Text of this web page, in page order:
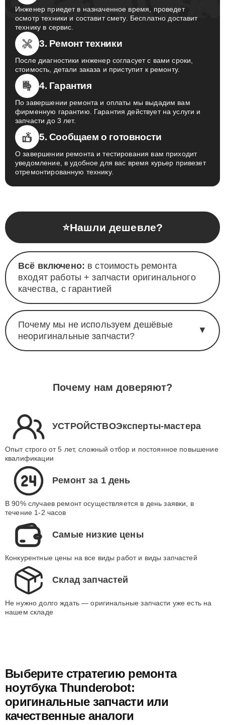
Инженер приедет в назначенное время, проведет
осмотр техники и составит смету. Бесплатно доставит
технику в сервис.
3. Ремонт техники
После диагностики инженер согласует с вами сроки,
стоимость, детали заказа и приступит к ремонту.
4. Гарантия
По завершении ремонта и оплаты мы выдадим вам
фирменную гарантию. Гарантия действует на услуги и
запчасти до 3 лет.
5. Сообщаем о готовности
О завершении ремонта и тестирования вам приходит
уведомление, в удобное для вас время курьер привезет
отремонтированную технику.
⭐Нашли дешевле?
Всё включено: в стоимость ремонта
входят работы + запчасти оригинального
качества, с гарантией
Почему мы не используем дешёвые
неоригинальные запчасти?
▼
Почему нам доверяют?
УСТРОЙСТВОЭксперты-мастера
Опыт строго от 5 лет, сложный отбор и постоянное повышение
квалификации
Ремонт за 1 день
В 90% случаев ремонт осуществляется в день заявки, в
течение 1-2 часов
Самые низкие цены
Конкурентные цены на все виды работ и виды запчастей
Склад запчастей
Не нужно долго ждать — оригинальные запчасти уже есть на
нашем складе
Выберите стратегию ремонта
ноутбука Thunderobot:
оригинальные запчасти или
качественные аналоги